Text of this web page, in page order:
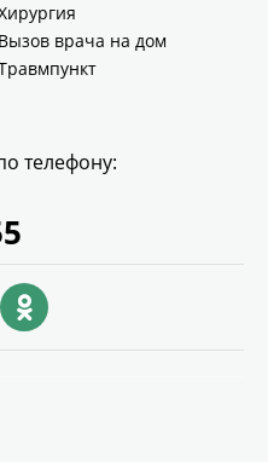
Вызов врача на дом
телефону: